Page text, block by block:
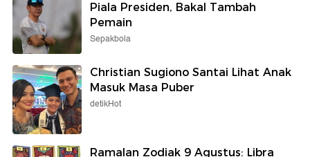
Piala Presiden, Bakal Tambah
Pemain
Sepakbola
Christian Sugiono Santai Lihat Anak
Masuk Masa Puber
detikHot
Ramalan Zodiak 9 Agustus: Libra